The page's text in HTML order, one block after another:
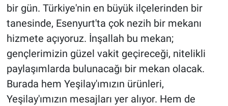
bir gün. Türkiye'nin en büyük ilçelerinden bir
tanesinde, Esenyurt'ta çok nezih bir mekanı
hizmete açıyoruz. İnşallah bu mekan;
gençlerimizin güzel vakit geçireceği, nitelikli
paylaşımlarda bulunacağı bir mekan olacak.
Burada hem Yeşilay'ımızın ürünleri,
Yeşilay'ımızın mesajları yer alıyor. Hem de